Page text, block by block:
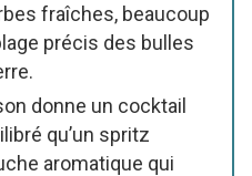
fraîches, beaucoup
précis des bulles
donne un cocktail
qu’un spritz
aromatique qui